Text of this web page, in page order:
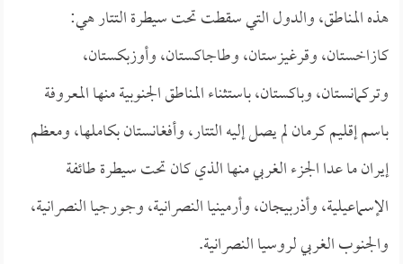
هذه المناطق، والدول التي سقطت تحت سيطرة التتار هي:
كازاخستان، وقرغيزستان، وطاجاكستان، وأوزبكستان،
وتركمانستان، وباكستان، باستثناء المناطق الجنوبية منها المعروفة
باسم إقليم كرمان لم يصل إليه التتار، وأفغانستان بكاملها، ومعظم
إيران ما عدا الجزء الغربي منها الذي كان تحت سيطرة طائفة
الإسماعيلية، وأذربيجان، وأرمينيا النصرانية، وجورجيا النصرانية،
والجنوب الغربي لروسيا النصرانية.